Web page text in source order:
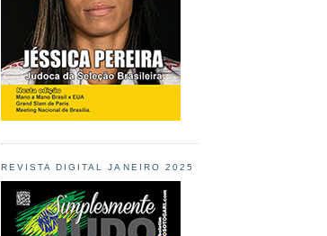
REVISTA DIGITAL JANEIRO 2025